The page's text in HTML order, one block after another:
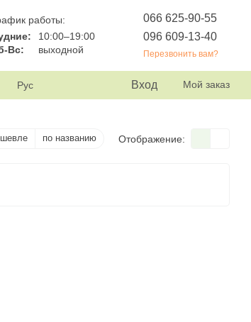
работы:
10:00–19:00
Вс:
выходной
066 625-90-55
096 609-13-40
Перезвонить вам?
Рус Вход Мой заказ
по названию Отображение: